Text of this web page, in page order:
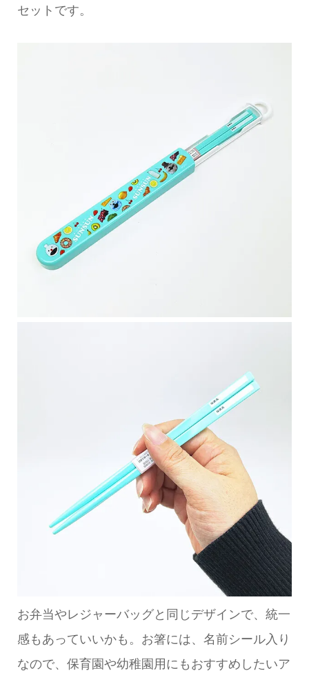
セットです。
お弁当やレジャーバッグと同じデザインで、統一
感もあっていいかも。お箸には、名前シール入り
なので、保育園や幼稚園用にもおすすめしたいア